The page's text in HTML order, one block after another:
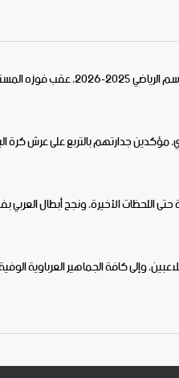
مؤكدين جدارتهم بالتربع على عرش
اللحظات الأخيرة، ونجح أبطال العربي
وإلى كافة الجماهير العرباوية